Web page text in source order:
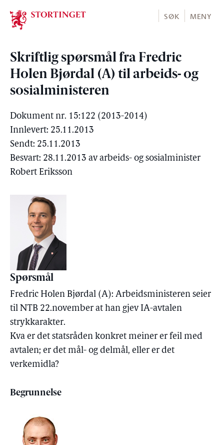
Stortinget.no
SØK MENY
Skriftlig spørsmål fra Fredric
Holen Bjørdal (A) til arbeids- og
sosialministeren
Dokument nr. 15:122 (2013-2014)
Innlevert: 25.11.2013
Sendt: 25.11.2013
Besvart: 28.11.2013 av arbeids- og sosialminister
Robert Eriksson
Spørsmål
Fredric Holen Bjørdal (A): Arbeidsministeren seier
til NTB 22.november at han gjev IA-avtalen
strykkarakter.
Kva er det statsråden konkret meiner er feil med
avtalen; er det mål- og delmål, eller er det
verkemidla?
Begrunnelse